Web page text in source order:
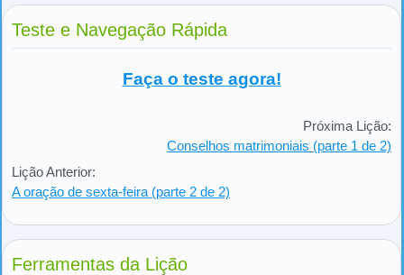
Teste e Navegação Rápida
Faça o teste agora!
Lição Anterior:
A oração de sexta-feira (parte 2 de 2)
Próxima Lição:
Conselhos matrimoniais (parte 1 de 2)
Ferramentas da Lição